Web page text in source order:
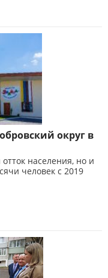
округ в
населения, но и
человек с 2019